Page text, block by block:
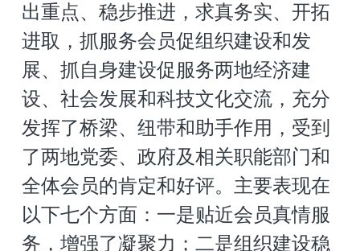
出重点、稳步推进，求真务实、开拓
进取，抓服务会员促组织建设和发
展、抓自身建设促服务两地经济建
设、社会发展和科技文化交流，充分
发挥了桥梁、纽带和助手作用，受到
了两地党委、政府及相关职能部门和
全体会员的肯定和好评。主要表现在
以下七个方面：一是贴近会员真情服
务，增强了凝聚力；二是组织建设稳